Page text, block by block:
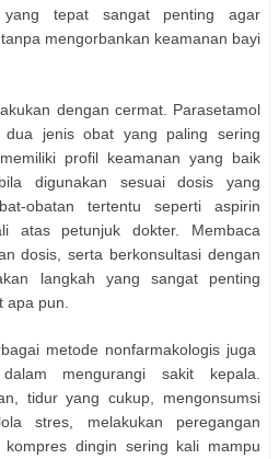
tepat sangat penting agar
mengorbankan keamanan bayi
dengan cermat. Parasetamol
dua jenis obat yang paling sering
profil keamanan yang baik
digunakan sesuai dosis yang
obatan tertentu seperti aspirin
atas petunjuk dokter. Membaca
dosis, serta berkonsultasi dengan
langkah yang sangat penting
pun.
metode nonfarmakologis juga
mengurangi sakit kepala.
tidur yang cukup, mengonsumsi
stres, melakukan peregangan
dingin sering kali mampu